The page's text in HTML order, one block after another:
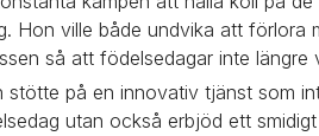
Hon ville både undvika att
så att födelsedagar inte längre
stötte på en innovativ tjänst som
utan också erbjöd ett